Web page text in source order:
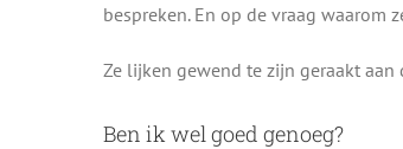
bespreken. En op de vraag waarom
Ze lijken gewend te zijn geraakt
Ben ik wel goed genoeg?